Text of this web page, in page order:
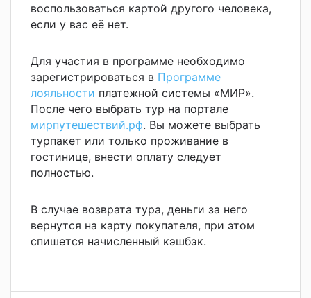
воспользоваться картой другого человека,
если у вас её нет.
Для участия в программе необходимо
зарегистрироваться в Программе
лояльности платежной системы «МИР».
После чего выбрать тур на портале
мирпутешествий.рф. Вы можете выбрать
турпакет или только проживание в
гостинице, внести оплату следует
полностью.
В случае возврата тура, деньги за него
вернутся на карту покупателя, при этом
спишется начисленный кэшбэк.